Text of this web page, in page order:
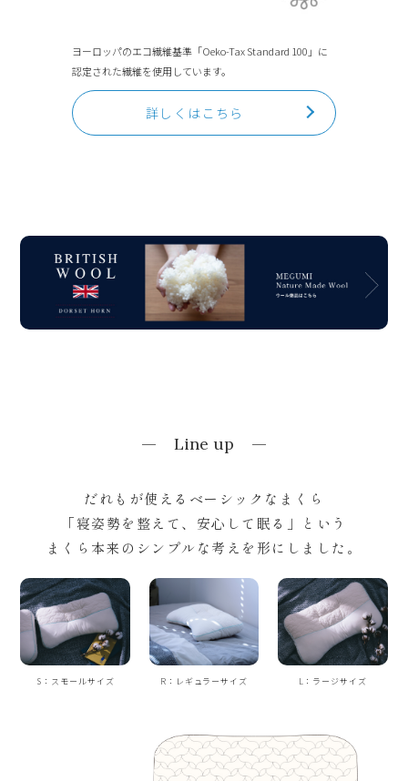
ヨーロッパのエコ繊維基準「Oeko-Tax Standard 100」に
認定された繊維を使用しています。
詳しくはこちら
Line up
だれもが使えるベーシックなまくら
「寝姿勢を整えて、安心して眠る」という
まくら本来のシンプルな考えを形にしました。
S：スモールサイズ R：レギュラーサイズ L：ラージサイズ